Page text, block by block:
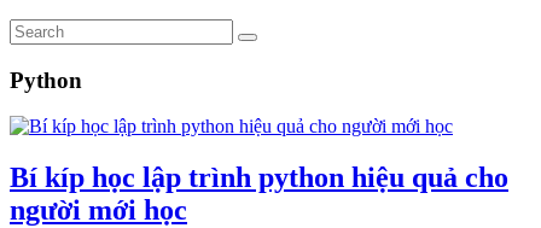
Python
Bí kíp học lập trình python hiệu quả cho
người mới học